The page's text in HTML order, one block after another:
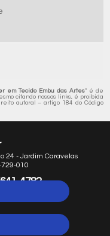
em Tecido Embu das Artes" é de
citando nossos links, é proibida
autoral – artigo 184 do Código
24 - Jardim Caravelas
010
4782